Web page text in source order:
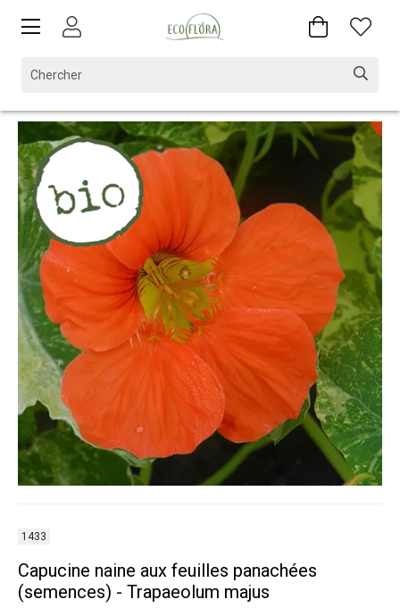
1433
Capucine naine aux feuilles panachées
(semences) - Trapaeolum majus